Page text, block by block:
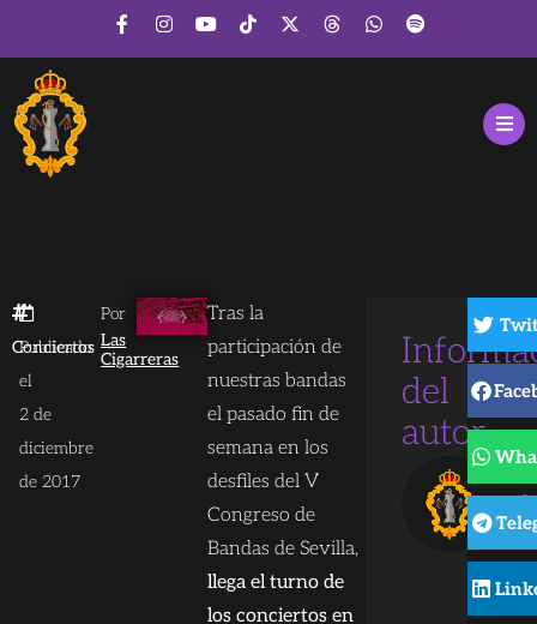
Conciertos
Publicado
el
2 de
diciembre
de 2017
Por
Las
Cigarreras
Tras la
participación de
nuestras bandas
el pasado fin de
semana en los
desfiles del V
Congreso de
Bandas de Sevilla,
llega el turno de
los conciertos en
del
autor